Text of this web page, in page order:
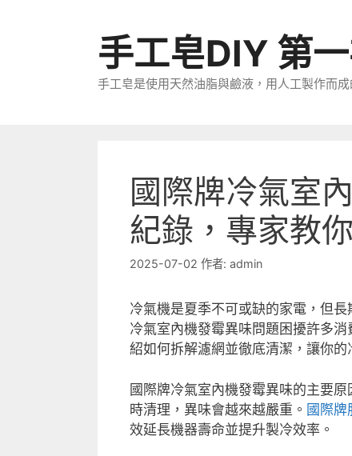
手工皂DIY 第
手工皂是使用天然油脂與鹼液，用人工製作而
國際牌冷氣室
紀錄，專家教
2025-07-02 作者: admin
冷氣機是夏季不可或缺的家電，但
冷氣室內機發霉異味問題困擾許多
紹如何拆解濾網並徹底清潔，讓你的
國際牌冷氣室內機發霉異味的主要
時清理，異味會越來越嚴重。 國際牌
效延長機器壽命並提升製冷效率。